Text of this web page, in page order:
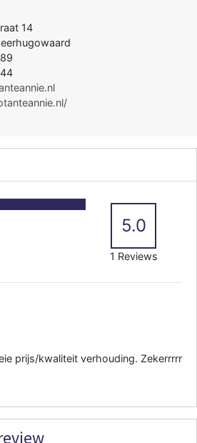
14
5.0
1 Reviews
prijs/kwaliteit verhouding. Zekerrrrr